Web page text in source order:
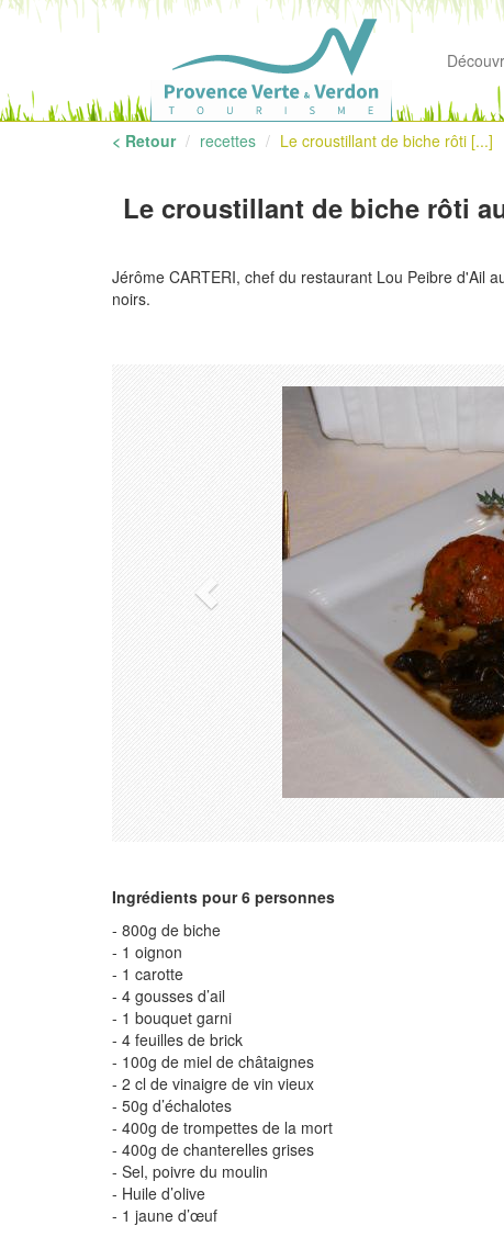
< Retour recettes Le croustillant de biche rôti [...]
Le croustillant de biche rôti
Jérôme CARTERI, chef du restaurant Lou Peibre d'Ail
noirs.
Précédent
Ingrédients pour 6 personnes
- 800g de biche
- 1 oignon
- 1 carotte
- 4 gousses d’ail
- 1 bouquet garni
- 4 feuilles de brick
- 100g de miel de châtaignes
- 2 cl de vinaigre de vin vieux
- 50g d’échalotes
- 400g de trompettes de la mort
- 400g de chanterelles grises
- Sel, poivre du moulin
- Huile d’olive
- 1 jaune d’œuf